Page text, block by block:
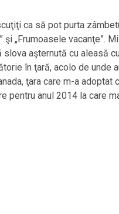
ca să pot purta
„Frumoasele vacanţe”.
aşternută cu aleasă
în ţară, acolo de unde
ţara care m-a
anul 2014 la care